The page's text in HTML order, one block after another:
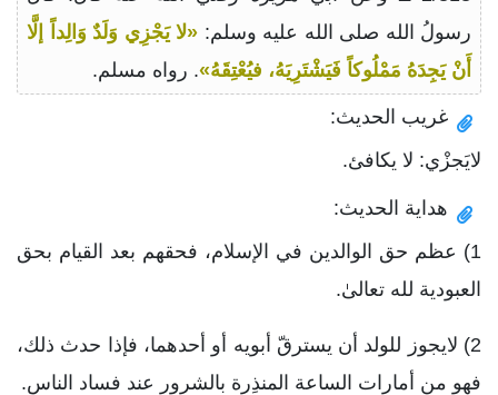
رسولُ الله صلى الله عليه وسلم: «لا يَجْزِي وَلَدٌ وَالِداً إلَّا
أَنْ يَجِدَهُ مَمْلُوكاً فَيَشْتَرِيَهُ، فيُعْتِقَهُ». رواه مسلم.
غريب الحديث:
لايَجزْي: لا يكافئ.
هداية الحديث:
1) عظم حق الوالدين في الإسلام، فحقهم بعد القيام بحق
العبودية لله تعالىٰ.
2) لايجوز للولد أن يسترقّ أبويه أو أحدهما، فإذا حدث ذلك،
فهو من أمارات الساعة المنذِرة بالشرور عند فساد الناس.